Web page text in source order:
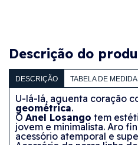
Descrição do
DESCRIÇÃO TABELA DE
U-lá-lá, aguenta coração
geométrica.
O Anel Losango tem
jovem e minimalista. Aro
acessório atemporal e